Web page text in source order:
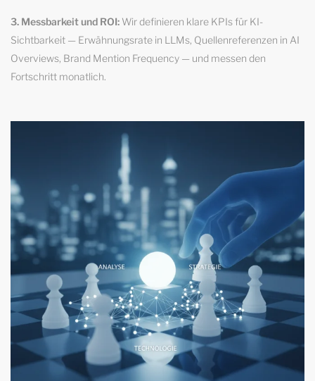
3. Messbarkeit und ROI: Wir definieren klare KPIs für KI-
Sichtbarkeit — Erwähnungsrate in LLMs, Quellenreferenzen in AI
Overviews, Brand Mention Frequency — und messen den
Fortschritt monatlich.